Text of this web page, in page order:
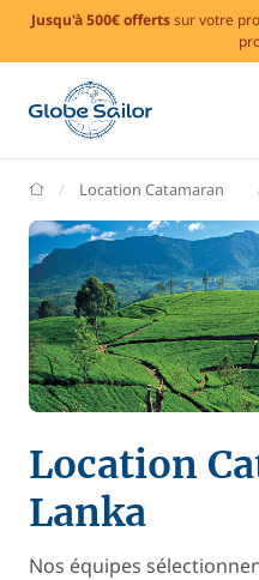
Jusqu'à 500€ offertssur votre
GlobeSailor
Location Catamaran
Location
Lanka
Nos équipes